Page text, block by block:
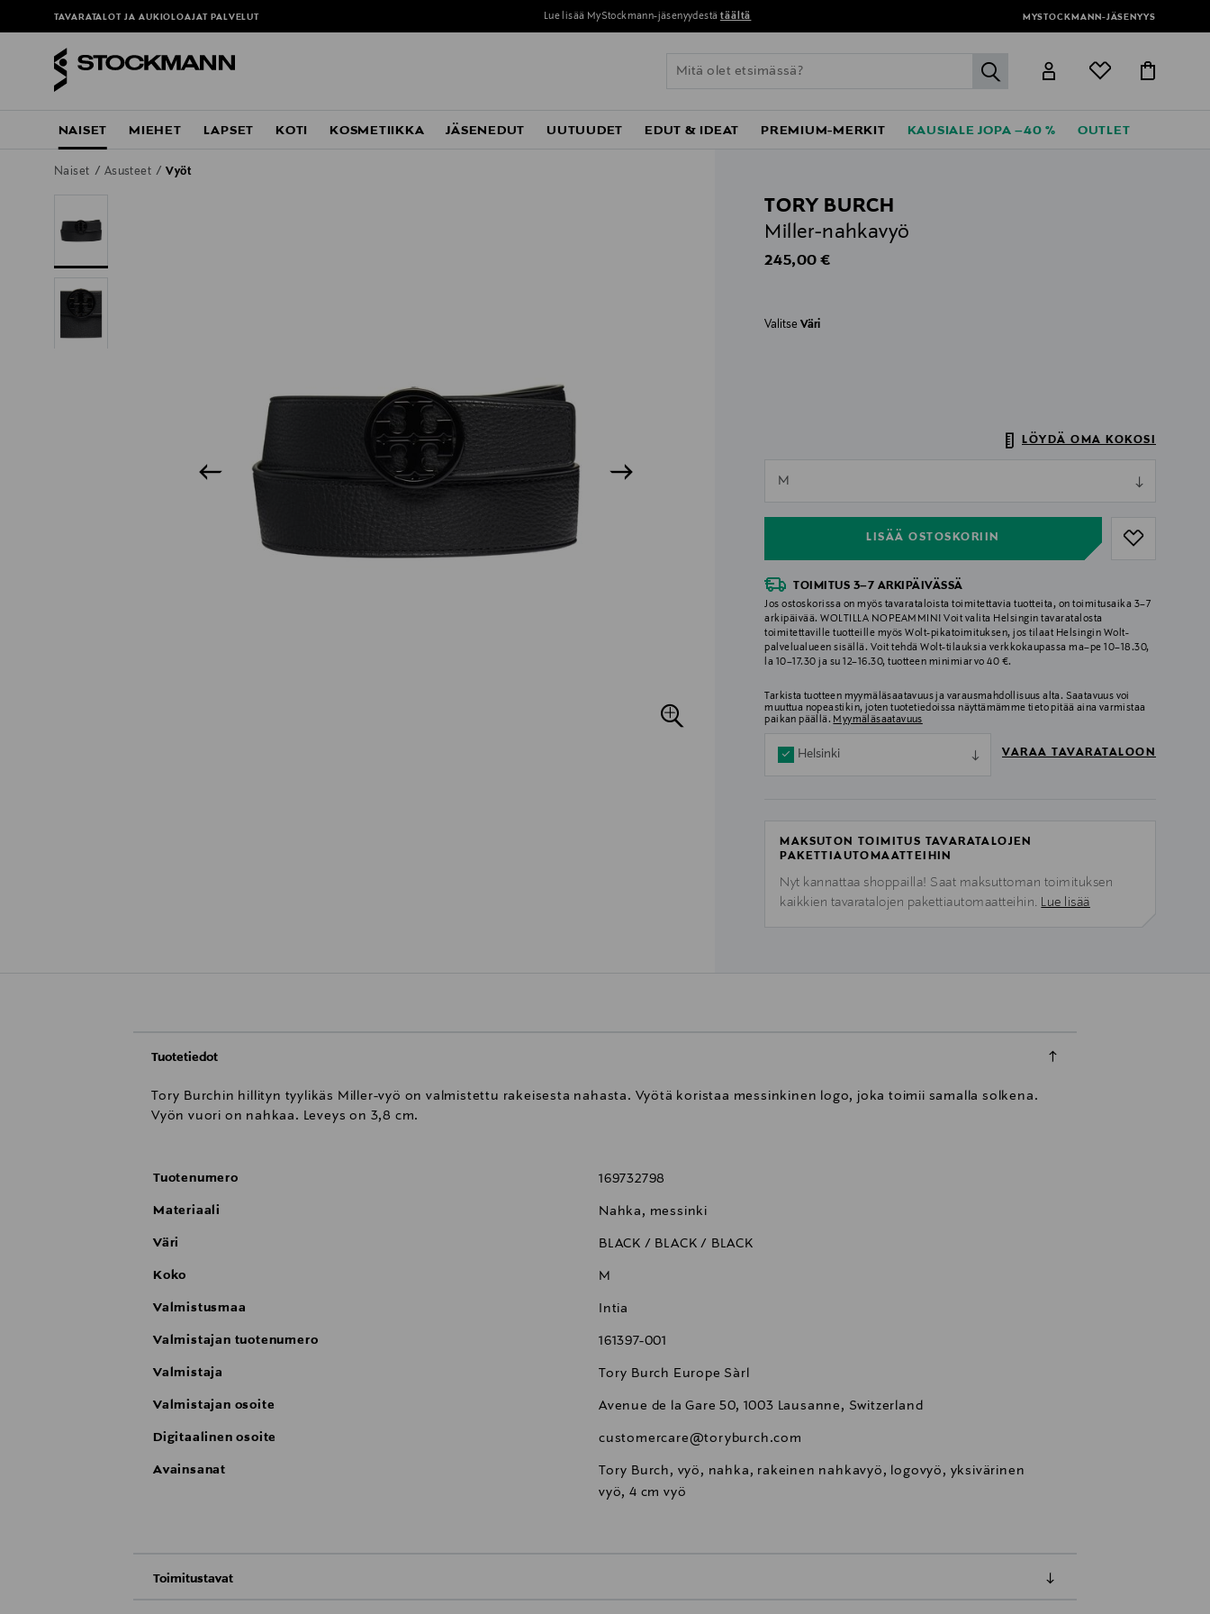
TAVARATALOT JA AUKIOLOAJAT PALVELUT Lue lisää MyStockmann-jäsenyydestä täältä MYSTOCKMANN-JÄSENYYS
label.header.go
NAISET MIEHET LAPSET KOTI KOSMETIIKKA JÄSENEDUT UUTUUDET EDUT & IDEAT PREMIUM-MERKIT KAUSIALE JOPA –40 % OUTLET
Naiset Asusteet Vyöt
TORY BURCH
Miller-nahkavyö
Original Price
245,00 €
ValitseVäri
LÖYDÄ OMA KOKOSI
M
LISÄÄ OSTOSKORIIN
TOIMITUS 3–7 ARKIPÄIVÄSSÄ
Jos ostoskorissa on myös tavarataloista toimitettavia tuotteita, on toimitusaika 3–7
arkipäivää. WOLTILLA NOPEAMMIN! Voit valita Helsingin tavaratalosta
toimitettaville tuotteille myös Wolt-pikatoimituksen, jos tilaat Helsingin Wolt-
palvelualueen sisällä. Voit tehdä Wolt-tilauksia verkkokaupassa ma–pe 10–18.30,
la 10–17.30 ja su 12–16.30, tuotteen minimiarvo 40 €.
Tarkista tuotteen myymäläsaatavuus ja varausmahdollisuus alta. Saatavuus voi
muuttua nopeastikin, joten tuotetiedoissa näyttämämme tieto pitää aina varmistaa
paikan päällä. Myymäläsaatavuus
Helsinki VARAA TAVARATALOON
MAKSUTON TOIMITUS TAVARATALOJEN
PAKETTIAUTOMAATTEIHIN
Nyt kannattaa shoppailla! Saat maksuttoman toimituksen
kaikkien tavaratalojen pakettiautomaatteihin. Lue lisää
Tuotetiedot
Tory Burchin hillityn tyylikäs Miller-vyö on valmistettu rakeisesta nahasta. Vyötä koristaa messinkinen logo, joka toimii samalla solkena.
Vyön vuori on nahkaa. Leveys on 3,8 cm.
Tuotenumero 169732798
Materiaali Nahka, messinki
Väri BLACK / BLACK / BLACK
Koko M
Valmistusmaa Intia
Valmistajan tuotenumero 161397-001
Valmistaja Tory Burch Europe Sàrl
Valmistajan osoite Avenue de la Gare 50, 1003 Lausanne, Switzerland
Digitaalinen osoite customercare@toryburch.com
Avainsanat
Tory Burch, vyö, nahka, rakeinen nahkavyö, logovyö, yksivärinen
vyö, 4 cm vyö
Toimitustavat